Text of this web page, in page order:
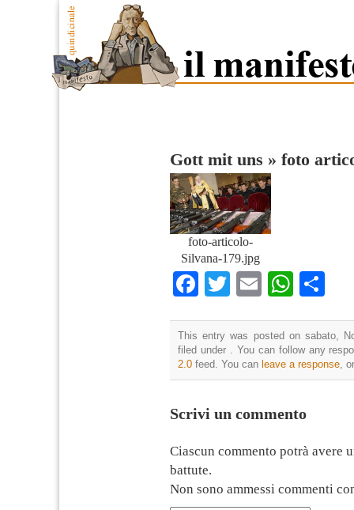
Gott mit uns » foto
foto-articolo-
Silvana-179.jpg
Facebook
TwitterEmail
This entry was posted on sabato,
filed under . You can follow any
2.0 feed. You can leave a response ,
Scrivi un commento
Ciascun commento potrà avere
battute.
Non sono ammessi commenti